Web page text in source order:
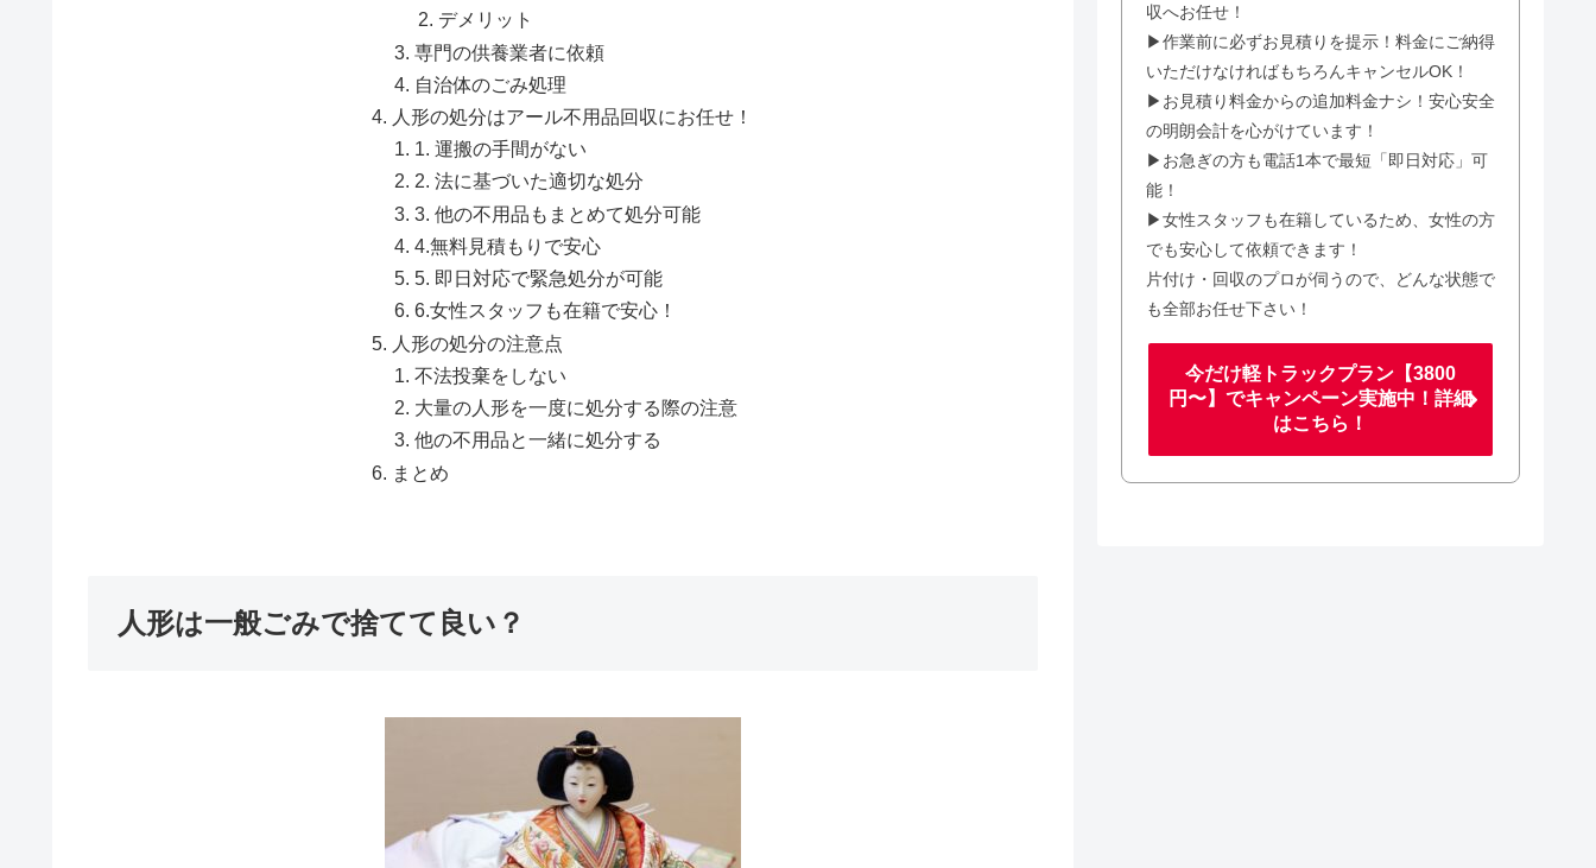
デメリット
専門の供養業者に依頼
自治体のごみ処理
人形の処分はアール不用品回収にお任せ！
1. 運搬の手間がない
2. 法に基づいた適切な処分
3. 他の不用品もまとめて処分可能
4.無料見積もりで安心
5. 即日対応で緊急処分が可能
6.女性スタッフも在籍で安心！
人形の処分の注意点
不法投棄をしない
大量の人形を一度に処分する際の注意
他の不用品と一緒に処分する
まとめ
人形は一般ごみで捨てて良い？
収へお任せ！
▶作業前に必ずお見積りを提示！料金にご納得
いただけなければもちろんキャンセルOK！
▶お見積り料金からの追加料金ナシ！安心安全
の明朗会計を心がけています！
▶お急ぎの方も電話1本で最短「即日対応」可
能！
▶女性スタッフも在籍しているため、女性の方
でも安心して依頼できます！
片付け・回収のプロが伺うので、どんな状態で
も全部お任せ下さい！
今だけ軽トラックプラン【3800
円〜】でキャンペーン実施中！詳細
はこちら！